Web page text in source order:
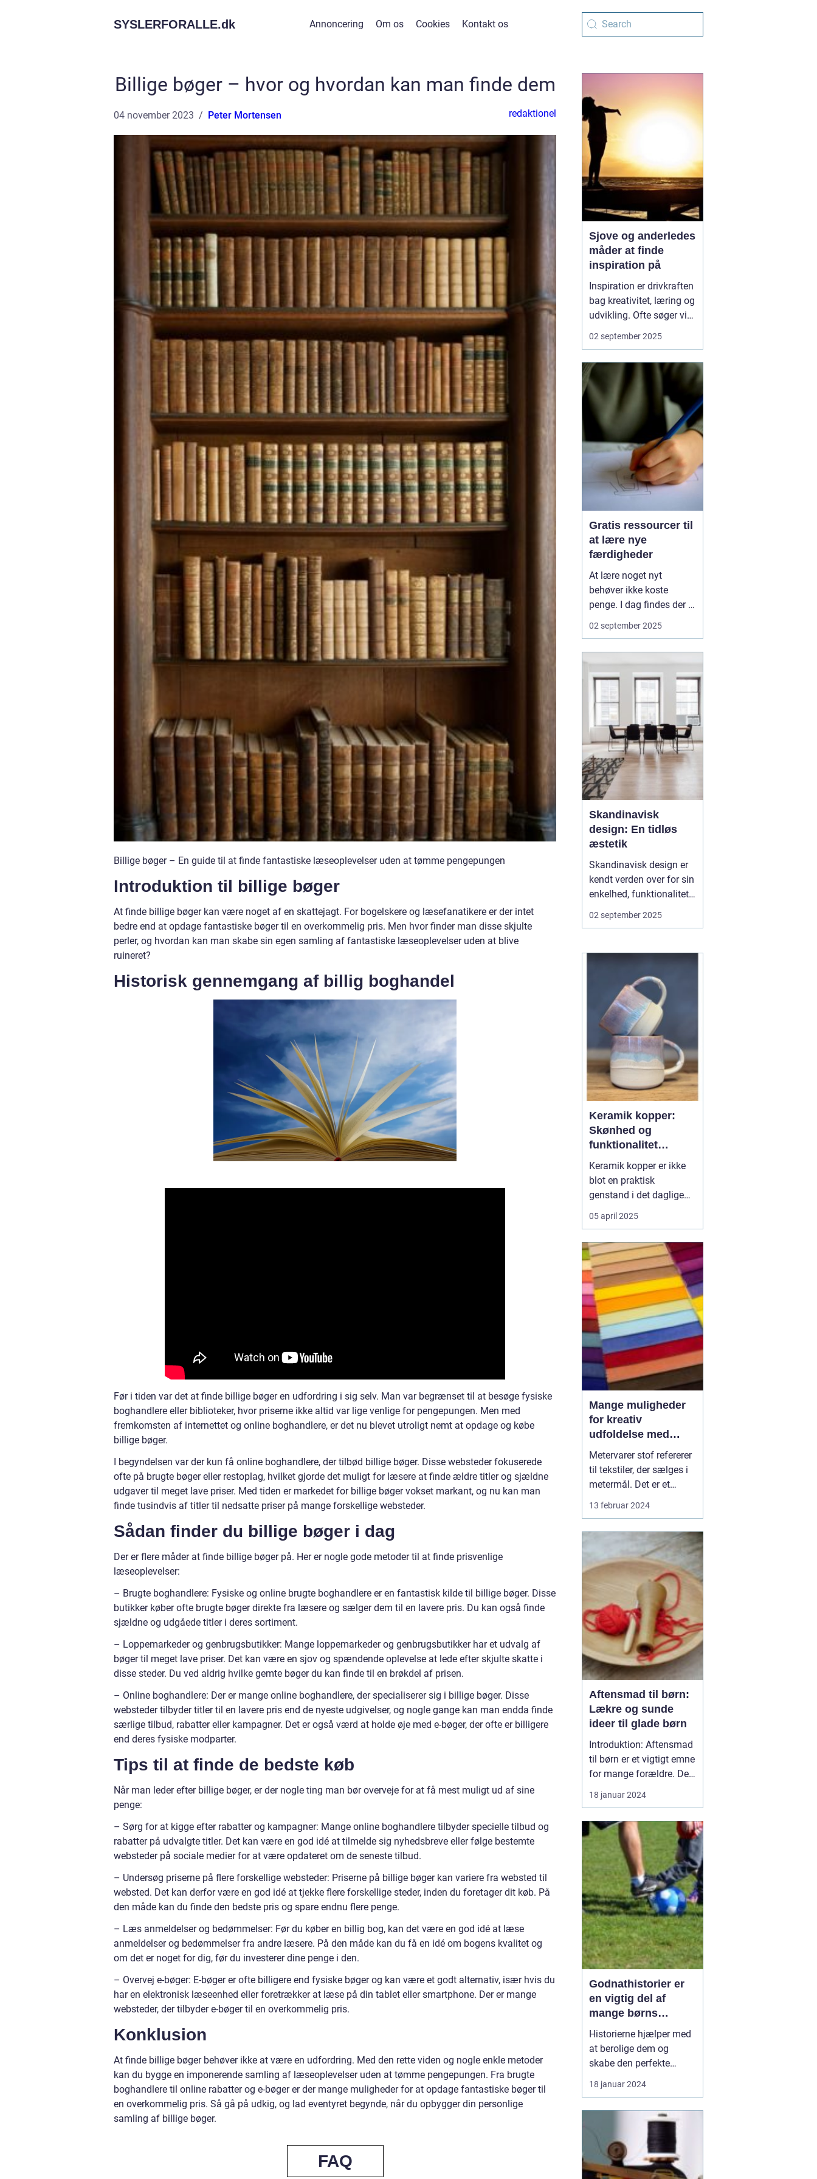
SYSLERFORALLE.dk Annoncering Om os Cookies Kontakt os
Billige bøger – hvor og hvordan kan man finde dem
04 november 2023 Peter Mortensen redaktionel
Billige bøger – En guide til at finde fantastiske læseoplevelser uden at tømme pengepungen
Introduktion til billige bøger
At finde billige bøger kan være noget af en skattejagt. For bogelskere og læsefanatikere er der intet
bedre end at opdage fantastiske bøger til en overkommelig pris. Men hvor finder man disse skjulte
perler, og hvordan kan man skabe sin egen samling af fantastiske læseoplevelser uden at blive
ruineret?
Historisk gennemgang af billig boghandel
Før i tiden var det at finde billige bøger en udfordring i sig selv. Man var begrænset til at besøge fysiske
boghandlere eller biblioteker, hvor priserne ikke altid var lige venlige for pengepungen. Men med
fremkomsten af internettet og online boghandlere, er det nu blevet utroligt nemt at opdage og købe
billige bøger.
I begyndelsen var der kun få online boghandlere, der tilbød billige bøger. Disse websteder fokuserede
ofte på brugte bøger eller restoplag, hvilket gjorde det muligt for læsere at finde ældre titler og sjældne
udgaver til meget lave priser. Med tiden er markedet for billige bøger vokset markant, og nu kan man
finde tusindvis af titler til nedsatte priser på mange forskellige websteder.
Sådan finder du billige bøger i dag
Der er flere måder at finde billige bøger på. Her er nogle gode metoder til at finde prisvenlige
læseoplevelser:
– Brugte boghandlere: Fysiske og online brugte boghandlere er en fantastisk kilde til billige bøger. Disse
butikker køber ofte brugte bøger direkte fra læsere og sælger dem til en lavere pris. Du kan også finde
sjældne og udgåede titler i deres sortiment.
– Loppemarkeder og genbrugsbutikker: Mange loppemarkeder og genbrugsbutikker har et udvalg af
bøger til meget lave priser. Det kan være en sjov og spændende oplevelse at lede efter skjulte skatte i
disse steder. Du ved aldrig hvilke gemte bøger du kan finde til en brøkdel af prisen.
– Online boghandlere: Der er mange online boghandlere, der specialiserer sig i billige bøger. Disse
websteder tilbyder titler til en lavere pris end de nyeste udgivelser, og nogle gange kan man endda finde
særlige tilbud, rabatter eller kampagner. Det er også værd at holde øje med e-bøger, der ofte er billigere
end deres fysiske modparter.
Tips til at finde de bedste køb
Når man leder efter billige bøger, er der nogle ting man bør overveje for at få mest muligt ud af sine
penge:
– Sørg for at kigge efter rabatter og kampagner: Mange online boghandlere tilbyder specielle tilbud og
rabatter på udvalgte titler. Det kan være en god idé at tilmelde sig nyhedsbreve eller følge bestemte
websteder på sociale medier for at være opdateret om de seneste tilbud.
– Undersøg priserne på flere forskellige websteder: Priserne på billige bøger kan variere fra websted til
websted. Det kan derfor være en god idé at tjekke flere forskellige steder, inden du foretager dit køb. På
den måde kan du finde den bedste pris og spare endnu flere penge.
– Læs anmeldelser og bedømmelser: Før du køber en billig bog, kan det være en god idé at læse
anmeldelser og bedømmelser fra andre læsere. På den måde kan du få en idé om bogens kvalitet og
om det er noget for dig, før du investerer dine penge i den.
– Overvej e-bøger: E-bøger er ofte billigere end fysiske bøger og kan være et godt alternativ, især hvis du
har en elektronisk læseenhed eller foretrækker at læse på din tablet eller smartphone. Der er mange
websteder, der tilbyder e-bøger til en overkommelig pris.
Konklusion
At finde billige bøger behøver ikke at være en udfordring. Med den rette viden og nogle enkle metoder
kan du bygge en imponerende samling af læseoplevelser uden at tømme pengepungen. Fra brugte
boghandlere til online rabatter og e-bøger er der mange muligheder for at opdage fantastiske bøger til
en overkommelig pris. Så gå på udkig, og lad eventyret begynde, når du opbygger din personlige
samling af billige bøger.
FAQ
Sjove og anderledes
måder at finde
inspiration på
Inspiration er drivkraften
bag kreativitet, læring og
udvikling. Ofte søger vi
den samme type kilder –
bøger, internettet eller
gange kan det være
givende at kigge i helt
andre retninger. N&a...
02 september 2025
Gratis ressourcer til
at lære nye
færdigheder
At lære noget nyt
behøver ikke koste
penge. I dag findes der et
væld af gratis ressourcer
online, der giver dig
tidligere kun var
forbeholdt dyre kurser
eller bøger. Uanset om
du vil lære at kode,...
02 september 2025
Skandinavisk
design: En tidløs
æstetik
Skandinavisk design er
kendt verden over for sin
enkelhed, funktionalitet
og æstetik. Det er en stil,
der forener form og
afspejler en livsfilosofi,
værdsættes. Møbler,
02 september 2025
Keramik kopper:
Skønhed og
funktionalitet
forenet
Keramik kopper er ikke
blot en praktisk
genstand i det daglige
liv; de er også en del af
en tidløs tradition og
karakteristiske former til
de håndlavede detaljer,
kan keramik kopper
forvandle en almindelig
kaff...
05 april 2025
Mange muligheder
for kreativ
udfoldelse med
metervarer stof
Metervarer stof refererer
til tekstiler, der sælges i
metermål. Det er et
paradis for alle, som
beklædningsgenstande,
boligindretning eller
tilbehør. At købe stof i
metervarer giver den
skabende håndværker
en u...
13 februar 2024
Aftensmad til børn:
Lækre og sunde
ideer til glade børn
Introduktion: Aftensmad
til børn er et vigtigt emne
for mange forældre. Det
er i denne tidlige fase af
deres liv, at børnene
ernæringsmæssige
vaner og præferencer.
Derfor er det afgørende
at tilbyde dem
velsmagende og sunde
måltider, d...
18 januar 2024
Godnathistorier er
en vigtig del af
mange børns
nattlige rutine
Historierne hjælper med
at berolige dem og
skabe den perfekte
atmosfære for en rolig
søvn. Men hvad er
og hvorfor er de så
er fortællinger, der typisk
læses eller fortælles for
18 januar 2024